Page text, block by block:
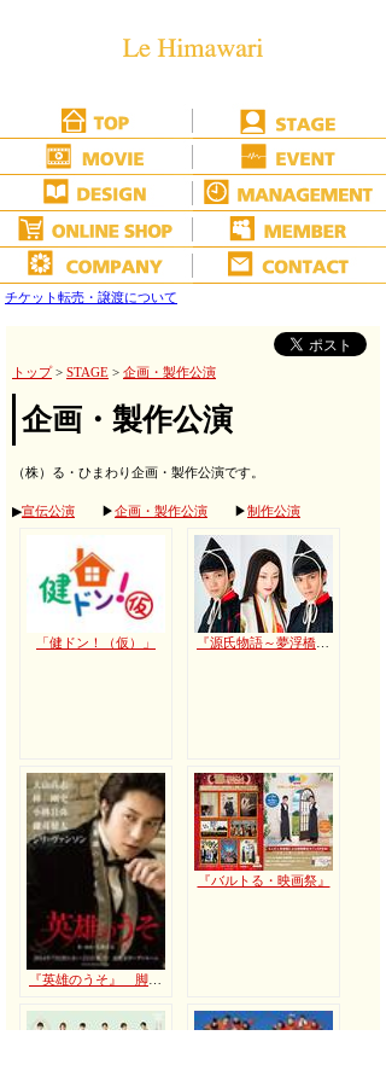
チケット転売・譲渡について
トップ> STAGE > 企画・製作公演
企画・製作公演
（株）る・ひまわり企画・製作公演です。
▶宣伝公演 ▶企画・製作公演 ▶制作公演
「健ドン！（仮）」
『英雄のうそ』 脚本・演出：毛利亘 ＠恵比寿ガーデンルーム
『バルトる・映画祭』